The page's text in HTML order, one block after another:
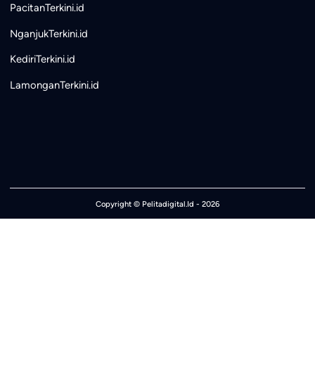
PacitanTerkini.id
NganjukTerkini.id
KediriTerkini.id
LamonganTerkini.id
Copyright © Pelitadigital.Id - 2026